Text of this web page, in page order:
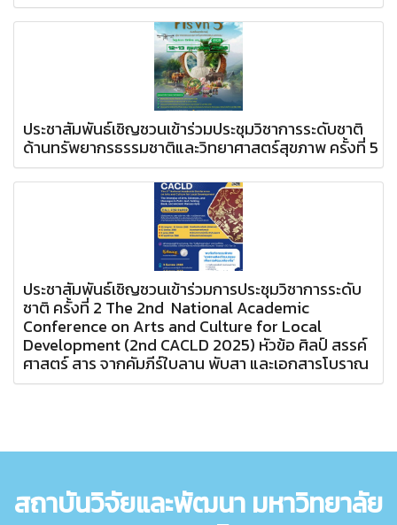
ประชาสัมพันธ์เชิญชวนเข้าร่วมประชุมวิชาการระดับชาติ
ด้านทรัพยากรธรรมชาติและวิทยาศาสตร์สุขภาพ ครั้งที่ 5
ประชาสัมพันธ์เชิญชวนเข้าร่วมการประชุมวิชาการระดับ
ชาติ ครั้งที่ 2 The 2nd National Academic
Conference on Arts and Culture for Local
Development (2nd CACLD 2025) หัวข้อ ศิลป์ สรรค์
ศาสตร์ สาร จากคัมภีร์ใบลาน พับสา และเอกสารโบราณ
สถาบันวิจัยและพัฒนา มหาวิทยาลัย